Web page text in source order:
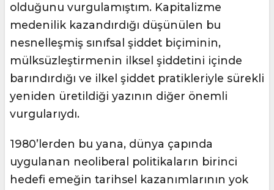
olduğunu vurgulamıştım. Kapitalizme
medenilik kazandırdığı düşünülen bu
nesnelleşmiş sınıfsal şiddet biçiminin,
mülksüzleştirmenin ilksel şiddetini içinde
barındırdığı ve ilkel şiddet pratikleriyle sürekli
yeniden üretildiği yazının diğer önemli
vurgularıydı.
1980’lerden bu yana, dünya çapında
uygulanan neoliberal politikaların birinci
hedefi emeğin tarihsel kazanımlarının yok